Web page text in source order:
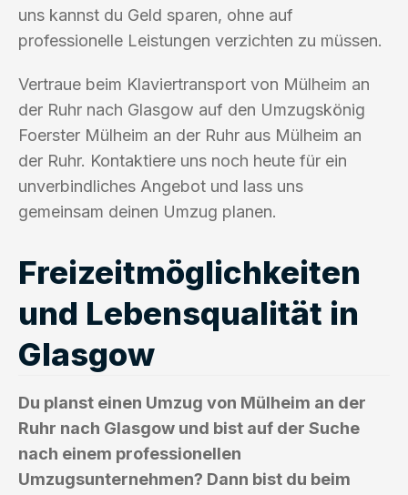
uns kannst du Geld sparen, ohne auf
professionelle Leistungen verzichten zu müssen.
Vertraue beim Klaviertransport von Mülheim an
der Ruhr nach Glasgow auf den Umzugskönig
Foerster Mülheim an der Ruhr aus Mülheim an
der Ruhr. Kontaktiere uns noch heute für ein
unverbindliches Angebot und lass uns
gemeinsam deinen Umzug planen.
Freizeitmöglichkeiten
und Lebensqualität in
Glasgow
Du planst einen Umzug von Mülheim an der
Ruhr nach Glasgow und bist auf der Suche
nach einem professionellen
Umzugsunternehmen? Dann bist du beim